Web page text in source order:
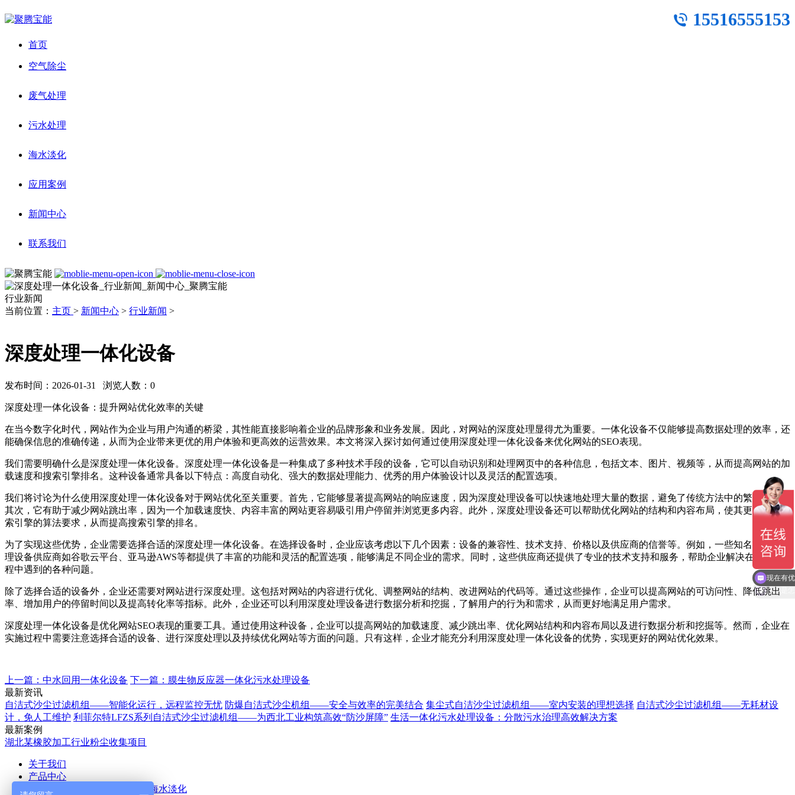
15516555153
首页
空气除尘
废气处理
污水处理
海水淡化
应用案例
新闻中心
联系我们
行业新闻
当前位置： 主页 > 新闻中心 > 行业新闻 >
深度处理一体化设备
发布时间：2026-01-31 浏览人数： 0
深度处理一体化设备：提升网站优化效率的关键
在当今数字化时代，网站作为企业与用户沟通的桥梁，其性能直接影响着企业的品牌形象和业务发展。因此，对网站的深度处理显得尤为重要。一体化设备不仅能够提高数据处理的效率，还
能确保信息的准确传递，从而为企业带来更优的用户体验和更高效的运营效果。本文将深入探讨如何通过使用深度处理一体化设备来优化网站的SEO表现。
我们需要明确什么是深度处理一体化设备。深度处理一体化设备是一种集成了多种技术手段的设备，它可以自动识别和处理网页中的各种信息，包括文本、图片、视频等，从而提高网站的加
载速度和搜索引擎排名。这种设备通常具备以下特点：高度自动化、强大的数据处理能力、优秀的用户体验设计以及灵活的配置选项。
我们将讨论为什么使用深度处理一体化设备对于网站优化至关重要。首先，它能够显著提高网站的响应速度，因为深度处理设备可以快速地处理大量的数据，避免了传统方法中的繁琐步骤。
其次，它有助于减少网站跳出率，因为一个加载速度快、内容丰富的网站更容易吸引用户停留并浏览更多内容。此外，深度处理设备还可以帮助优化网站的结构和内容布局，使其更加符合搜
索引擎的算法要求，从而提高搜索引擎的排名。
为了实现这些优势，企业需要选择合适的深度处理一体化设备。在选择设备时，企业应该考虑以下几个因素：设备的兼容性、技术支持、价格以及供应商的信誉等。例如，一些知名的深度处
理设备供应商如谷歌云平台、亚马逊AWS等都提供了丰富的功能和灵活的配置选项，能够满足不同企业的需求。同时，这些供应商还提供了专业的技术支持和服务，帮助企业解决在使用过
程中遇到的各种问题。
除了选择合适的设备外，企业还需要对网站进行深度处理。这包括对网站的内容进行优化、调整网站的结构、改进网站的代码等。通过这些操作，企业可以提高网站的可访问性、降低跳出
率、增加用户的停留时间以及提高转化率等指标。此外，企业还可以利用深度处理设备进行数据分析和挖掘，了解用户的行为和需求，从而更好地满足用户需求。
深度处理一体化设备是优化网站SEO表现的重要工具。通过使用这种设备，企业可以提高网站的加载速度、减少跳出率、优化网站结构和内容布局以及进行数据分析和挖掘等。然而，企业在
实施过程中需要注意选择合适的设备、进行深度处理以及持续优化网站等方面的问题。只有这样，企业才能充分利用深度处理一体化设备的优势，实现更好的网站优化效果。
上一篇：中水回用一体化设备 下一篇：膜生物反应器一体化污水处理设备
最新资讯
自洁式沙尘过滤机组——智能化运行，远程监控无忧 防爆自洁式沙尘机组——安全与效率的完美结合 集尘式自洁沙尘过滤机组——室内安装的理想选择 自洁式沙尘过滤机组——无耗材设
计，免人工维护 利菲尔特LFZS系列自洁式沙尘过滤机组——为西北工业构筑高效“防沙屏障” 生活一体化污水处理设备：分散污水治理高效解决方案
最新案例
湖北某橡胶加工行业粉尘收集项目
关于我们
产品中心
空气除尘
海水淡化
现在有